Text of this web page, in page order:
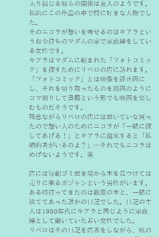
入り混じる彼らの関係は友人のようです。
私的にこの作品の中で特に好きな人物でし
た。
そのニコラが想いを寄せるのはキアラとい
うお金持ちのマダムの家で家政婦をしてい
る女性です。
キアラはマダムに頼まれた「フォトコミッ
ク」を探すためにリベロの店に訪れます。
「フォトコミック」とは映像を静止画に
し、それを切り取ったものを漫画のように
コマ割りして書籍という形でも映画を楽し
むものだそうです。
残念ながらリベロの店には置いていな買っ
たので想い人のためにニコラが「一緒に探
してあげる！」とキアラに提案すると「私
婚約者がいるのよ？」…それでもニコラは
めげないようです。笑
店には毎朝ゴミ置き場から本を見つけては
売りに来るボジャンという男性がいます。
ある時持ってきたのは数冊の本と、一緒に
捨ててあった誰かの日記でした。日記の主
人は1950年代にキアラと同じように家政
婦として働いていた若い女性でした。
リベロはその日記を店番をしながら、机の